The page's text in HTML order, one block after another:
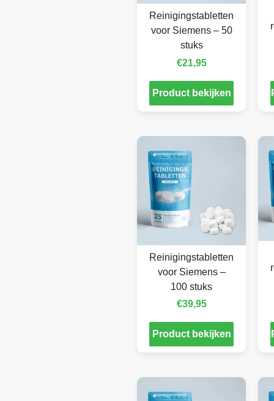
Reinigingstabletten
voor Siemens – 50
stuks
€21,95
Product bekijken
Reinigingstabletten
voor Siemens –
100 stuks
€39,95
Product bekijken